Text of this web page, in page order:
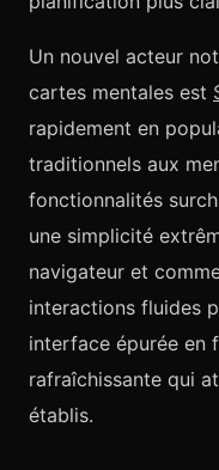
Un nouvel acteur
cartes mentales est
rapidement en
traditionnels aux
fonctionnalités
une simplicité
navigateur et
interactions fluides
interface épurée en
rafraîchissante qui
établis.